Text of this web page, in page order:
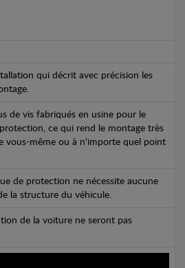
qui décrit avec précision les
de vis fabriqués en usine pour le
ce qui rend le montage très
vous-même ou à n'importe quel point
de protection ne nécessite aucune
la structure du véhicule.
de la voiture ne seront pas